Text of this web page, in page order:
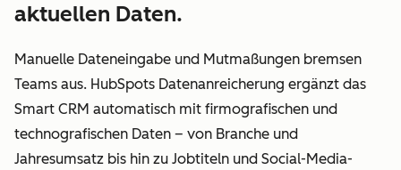
aktuellen Daten.
Manuelle Dateneingabe und Mutmaßungen bremsen
Teams aus. HubSpots Datenanreicherung ergänzt das
Smart CRM automatisch mit firmografischen und
technografischen Daten – von Branche und
Jahresumsatz bis hin zu Jobtiteln und Social-Media-